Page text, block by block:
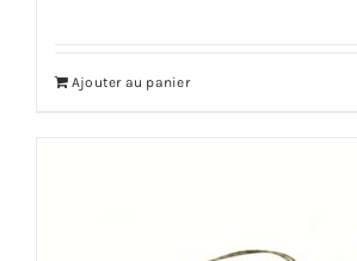
Ajouter au panier